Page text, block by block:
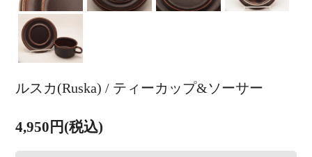
ルスカ(Ruska) / ティーカップ&ソーサー
4,950円(税込)